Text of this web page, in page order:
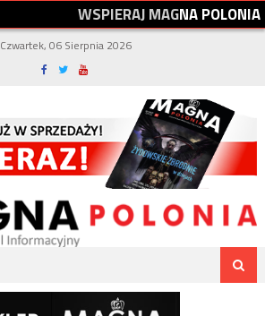
WSPIERAJMAGNAPOLONIA
Czwartek, 06 Sierpnia 2026